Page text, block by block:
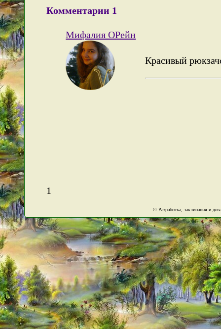
Комментарии 1
Мифалия ОРейн
Красивый
1
© Разработка, заклинания и